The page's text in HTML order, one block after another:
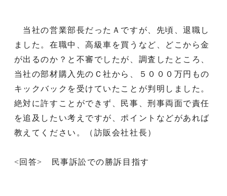
当社の営業部長だったＡですが、先頃、退職し
ました。在職中、高級車を買うなど、どこから金
が出るのか？と不審でしたが、調査したところ、
当社の部材購入先のＣ社から、５０００万円もの
キックバックを受けていたことが判明しました。
絶対に許すことができず、民事、刑事両面で責任
を追及したい考えですが、ポイントなどがあれば
教えてください。（訪販会社社長）
<回答> 民事訴訟での勝訴目指す